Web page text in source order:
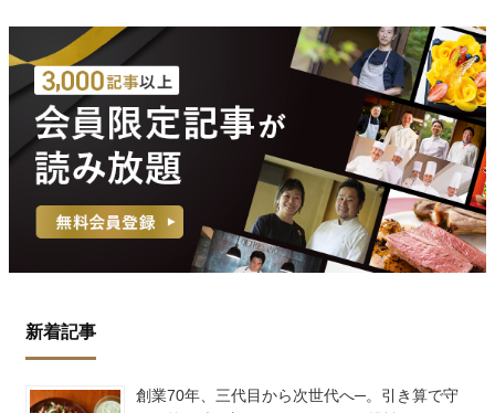
新着記事
創業70年、三代目から次世代へ─。引き算で守